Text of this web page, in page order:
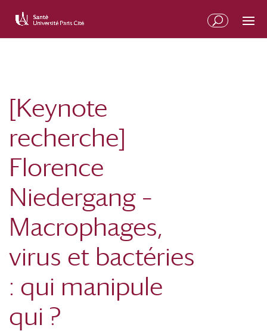
[Keynote
recherche]
Florence
Niedergang –
Macrophages,
virus et bactéries
: qui manipule
qui ?